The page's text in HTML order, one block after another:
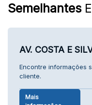
Semelhantes
AV. COSTA E
Encontre informações
cliente.
Mais